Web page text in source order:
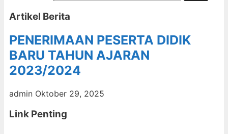
Artikel Berita
PENERIMAAN PESERTA DIDIK
BARU TAHUN AJARAN
2023/2024
admin Oktober 29, 2025
Link Penting